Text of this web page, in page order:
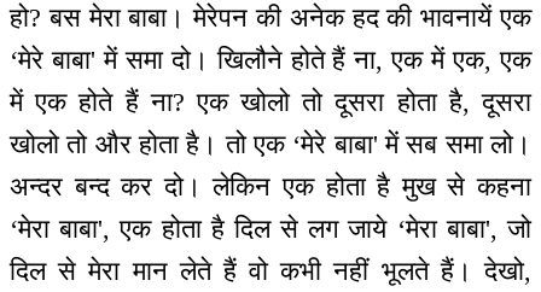
हो? बस मेरा बाबा। मेरेपन की अनेक हद की भावनायें एक
‘मेरे बाबा' में समा दो। खिलौने होते हैं ना, एक में एक, एक
में एक होते हैं ना? एक खोलो तो दूसरा होता है, दूसरा
खोलो तो और होता है। तो एक ‘मेरे बाबा' में सब समा लो।
अन्दर बन्द कर दो। लेकिन एक होता है मुख से कहना
‘मेरा बाबा', एक होता है दिल से लग जाये ‘मेरा बाबा', जो
दिल से मेरा मान लेते हैं वो कभी नहीं भूलते हैं। देखो,